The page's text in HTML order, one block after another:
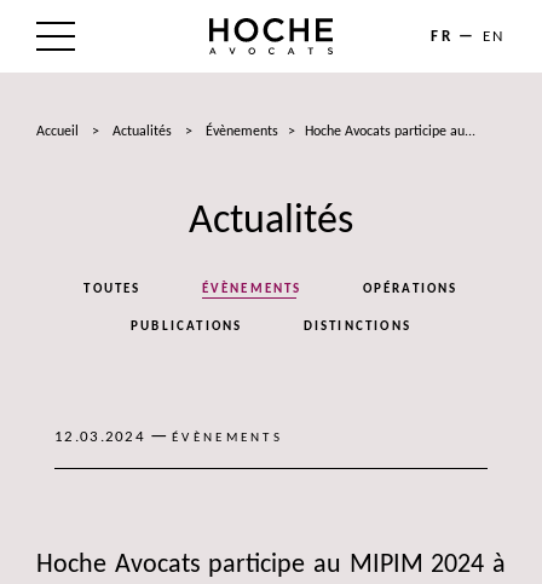
FR EN
LES AVOCATS
TALENTS
Accueil > Actualités > Évènements > Hoche Avocats participe au...
Actualités
TOUTES ÉVÈNEMENTS OPÉRATIONS
PUBLICATIONS DISTINCTIONS
12.03.2024 — ÉVÈNEMENTS
Hoche Avocats participe au MIPIM 2024 à